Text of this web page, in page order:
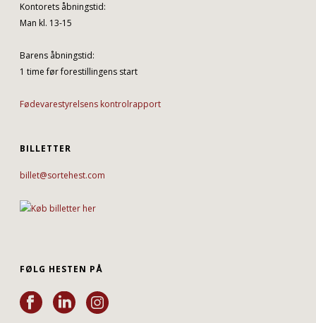
Kontorets åbningstid:
Man kl. 13-15
Barens åbningstid:
1 time før forestillingens start
Fødevarestyrelsens kontrolrapport
BILLETTER
billet@sortehest.com
FØLG HESTEN PÅ